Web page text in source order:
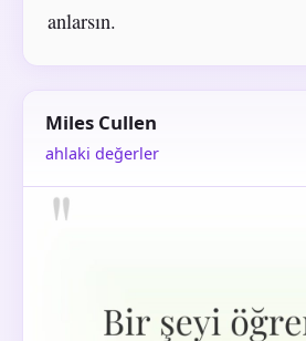
anlarsın.
Miles Cullen
ahlaki değerler